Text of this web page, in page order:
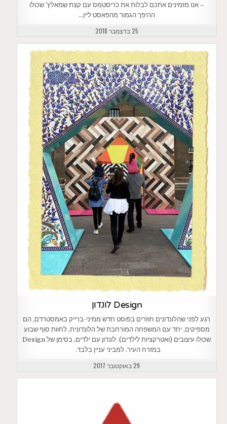
– אנו מזמינים אתכם לבלות את כריסטמס עם קצת שמאלץ’ שכולו
ההיפך הגמור מהפאסט ליין…
25 בדצמבר 2018
Design לונדון
רגע לפני שהלונדונים חוזרים בפוסט חדש ממיני-ברייק באמסטרדם, הם
מספיקים, יחד עם המשפחה המורחבת של הלונדונית, לחוות סוף שבוע
שכולו עיצובים (ואטרקציות לילדים). לונדון עם ילדים, בסימן של Design
במזרח העיר. למביני עניין בלבד.
29 באוקטובר 2017